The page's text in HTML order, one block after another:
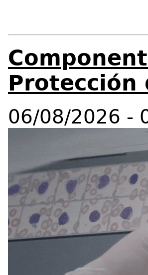
Protección
06/08/2026 -